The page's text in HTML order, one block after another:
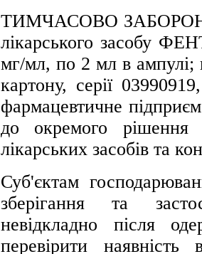
ТИМЧАСОВО
лікарського засобу
мг/мл, по 2 мл в ампулі;
картону, серії
фармацевтичне
до окремого
лікарських засобів та
Суб'єктам
зберігання та
невідкладно після
перевірити наявність